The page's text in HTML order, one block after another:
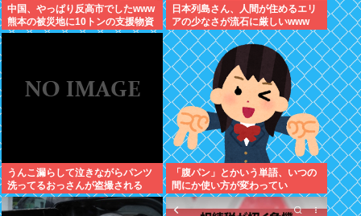
中国、やっぱり反高市でしたwww
熊本の被災地に10トンの支援物資
を輸送…
日本列島さん、人間が住めるエリ
アの少なさが流石に厳しいwww
うんこ漏らして泣きながらパンツ
洗ってるおっさんが盗撮される
「腹パン」とかいう単語、いつの
間にか使い方が変わってい
た・・・・・